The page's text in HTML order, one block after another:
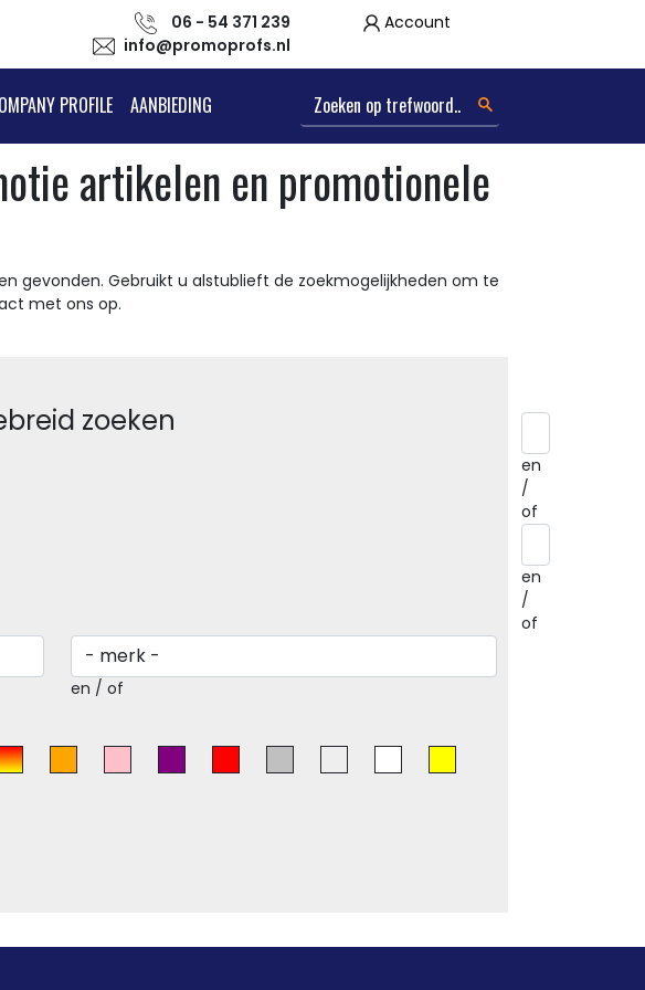
06 - 54 371 239
info@promoprofs.nl
Account
PROFILE AANBIEDING
artikelen en promotionele
gevonden. Gebruikt u alstublieft de zoekmogelijkheden om te
met ons op.
zoeken
en
/
of
en
/
of
en / of